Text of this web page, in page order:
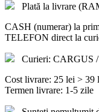
Plată la livrare
CASH (numerar) la
TELEFON direct la
Curieri: CARGUS
Cost livrare: 25 lei > 39
Termen livrare: 1-5 zile